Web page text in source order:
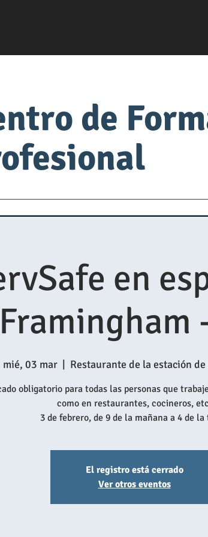
de
en
Framingham
mié, 03 mar
  |
Restaurante de la estación
obligatorio para todas las personas que
como en restaurantes, cocineros,
3 de febrero, de 9 de la mañana a 4 de la
El registro está cerrado
Ver otros eventos